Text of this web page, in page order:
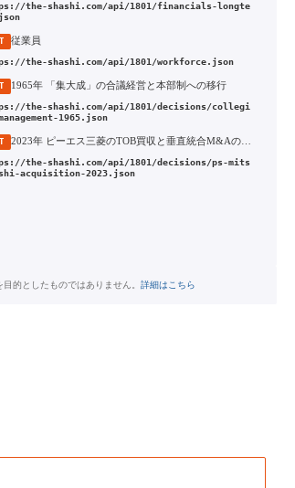
the-shashi.com/api/1801/financials-longte
従業員
the-shashi.com/api/1801/workforce.json
1965年 「集大成」の合議経営と本部制への移行
the-shashi.com/api/1801/decisions/collegi
1965.json
2023年 ピーエス三菱のTOB買収と垂直統合M&Aの始動
the-shashi.com/api/1801/decisions/ps-mits
acquisition-2023.json
的としたものではありません。 詳細はこちら